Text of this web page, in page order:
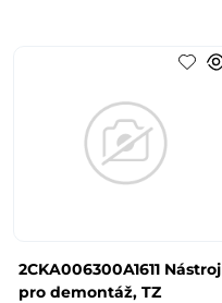
2CKA006300A1611 Nástroj
pro demontáž, TZ